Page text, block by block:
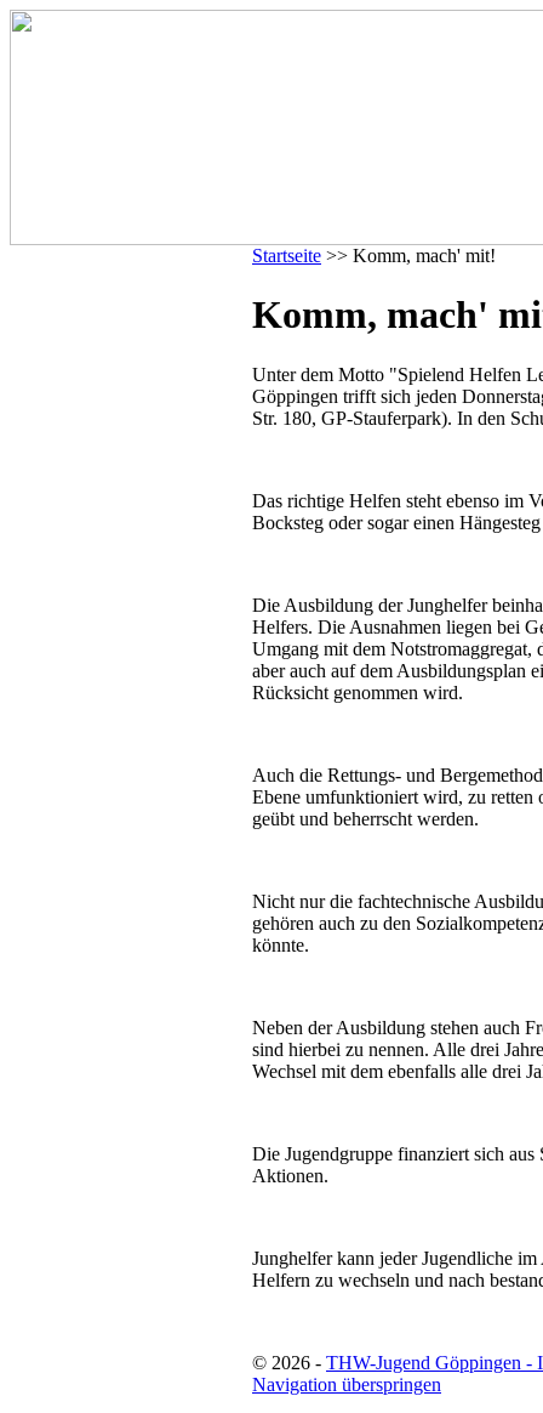
Startseite >> Komm, mach' mit!
Komm, mach'
Unter dem Motto "Spielend Helfen
Göppingen trifft sich jeden
Str. 180, GP-Stauferpark). In den
Das richtige Helfen steht ebenso im
Bocksteg oder sogar einen
Die Ausbildung der Junghelfer
Helfers. Die Ausnahmen liegen bei
Umgang mit dem Notstromaggregat,
aber auch auf dem Ausbildungsplan
Rücksicht genommen wird.
Auch die Rettungs- und
Ebene umfunktioniert wird, zu retten
geübt und beherrscht werden.
Nicht nur die fachtechnische
gehören auch zu den
könnte.
Neben der Ausbildung stehen auch
sind hierbei zu nennen. Alle drei
Wechsel mit dem ebenfalls alle drei
Die Jugendgruppe finanziert sich
Aktionen.
Junghelfer kann jeder Jugendliche
Helfern zu wechseln und nach
© 2026 - THW-Jugend Göppingen -
Navigation überspringen